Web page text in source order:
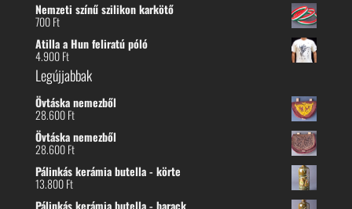
Nemzeti színű szilikon karkötő
700Ft
Atilla a Hun feliratú póló
4.900Ft
Legújjabbak
Övtáska nemezből
28.600Ft
Övtáska nemezből
28.600Ft
Pálinkás kerámia butella - körte
13.800Ft